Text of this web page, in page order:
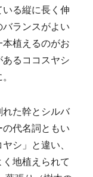
る縦に長く伸
ランスがよい
植えるのがお
るココスヤシ
た幹とシルバ
代名詞ともい
シ」と違い、
地植えられて